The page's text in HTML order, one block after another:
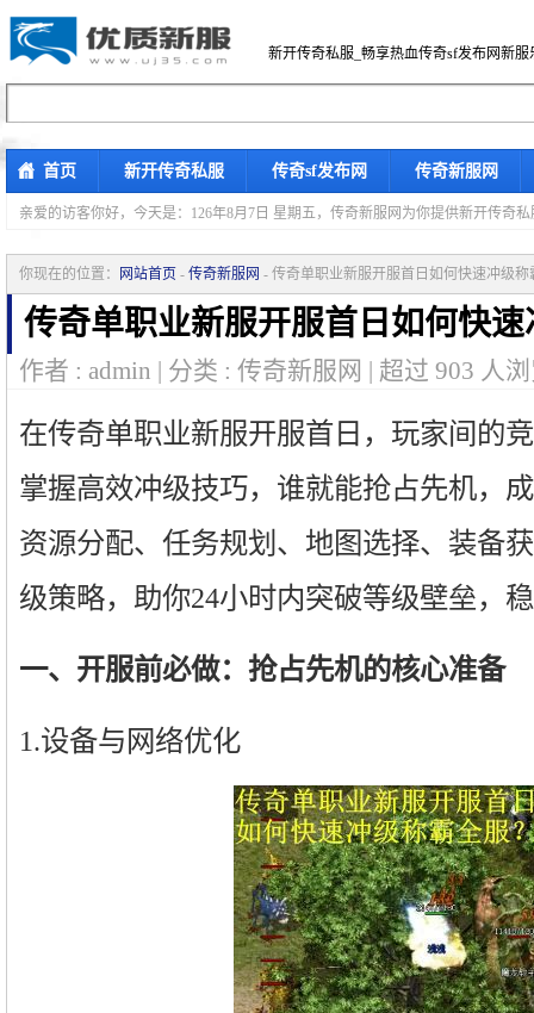
新开传奇私服_畅享热血传奇sf发布网新服
首页 新开传奇私服 传奇sf发布网 传奇新服网
亲爱的访客你好， 今天是：126年8月7日 星期五，传奇新服网为你提供新开传奇
你现在的位置： 网站首页 - 传奇新服网 - 传奇单职业新服开服首日如何快速冲级称
传奇单职业新服开服首日如何快
作者 : admin | 分类 : 传奇新服网 | 超过 903 人
在传奇单职业新服开服首日，玩家间的
掌握高效冲级技巧，谁就能抢占先机，
资源分配、任务规划、地图选择、装备
级策略，助你24小时内突破等级壁垒，
一、开服前必做：抢占先机的核心准备
1.设备与网络优化